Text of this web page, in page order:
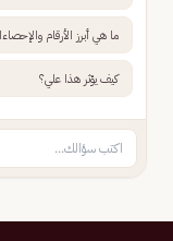
ما هي أبرز الأرقام
كيف يؤثر هذا علي؟